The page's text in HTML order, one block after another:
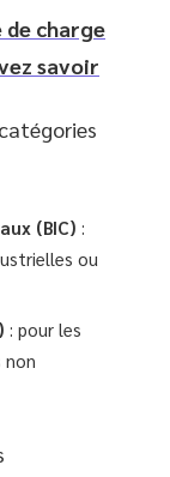
de charge
savoir
(BIC) :
ou
: pour les
non